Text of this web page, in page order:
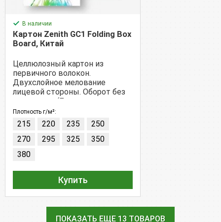
В наличии
Картон Zenith GC1 Folding Box
Board, Китай
Целлюлозный картон из
первичного волокон.
Двухслойное мелование
лицевой стороны. Оборот без
мелования. (Белого цвета
91,5%).
Плотность г/м²:
215 220 235
250
270
295 325
350
380
Купить
ПОКАЗАТЬ ЕЩЕ 13 ТОВАРОВ